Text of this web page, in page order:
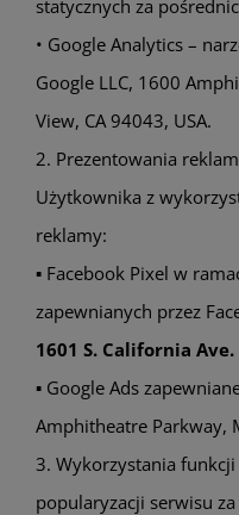
statycznych za
• Google Analytics –
Google LLC, 1600
View, CA 94043, USA.
2. Prezentowania
Użytkownika z
reklamy:
▪ Facebook Pixel w
zapewnianych przez
1601 S. California
▪ Google Ads
Amphitheatre Parkway,
3. Wykorzystania
popularyzacji serwisu